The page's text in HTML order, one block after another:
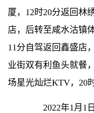
厦，12时20分返回林
店，后转至咸水沽镇
11分自驾返回鑫盛店
业街双有利鱼头就餐
场星光灿烂KTV，20
2022年1月1日